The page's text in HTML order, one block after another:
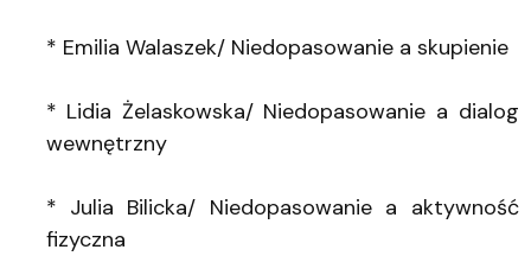
* Emilia Walaszek/ Niedopasowanie a skupienie
* Lidia Żelaskowska/ Niedopasowanie a dialog
wewnętrzny
* Julia Bilicka/ Niedopasowanie a aktywność
fizyczna